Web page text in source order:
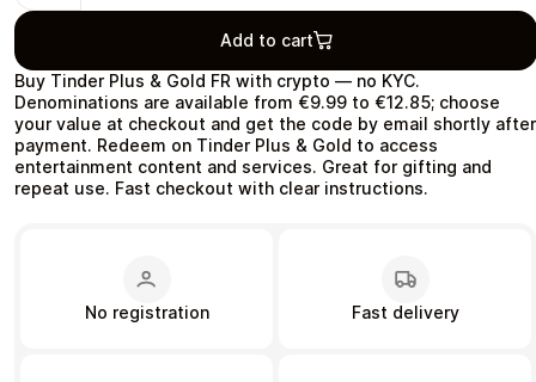
Travel Restaurant
Auto & Moto Home & Garden
Buy Tinder Plus & Gold FR with crypto — no KYC.
Denominations are available from €9.99 to €12.85; choose
your value at checkout and get the code by email shortly after
payment. Redeem on Tinder Plus & Gold to access
entertainment content and services. Great for gifting and
repeat use. Fast checkout with clear instructions.
Add to cart
No registration Fast delivery